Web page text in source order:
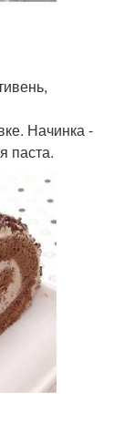
Начинка -
паста.